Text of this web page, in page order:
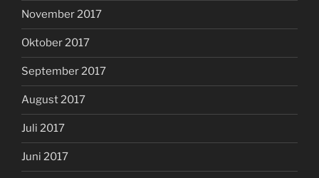
November 2017
Oktober 2017
September 2017
August 2017
Juli 2017
Juni 2017